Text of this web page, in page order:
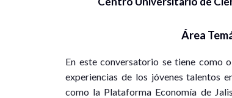
Área
En este conversatorio se tiene como
experiencias de los jóvenes talentos
como la Plataforma Economía de